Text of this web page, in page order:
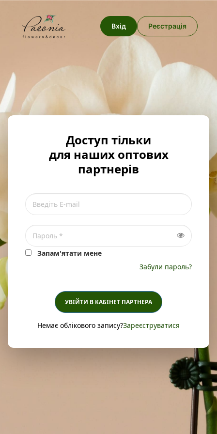
Вхід Реєстрація
Доступ тільки
для наших оптових
партнерів
Запам'ятати мене
Забули пароль?
УВІЙТИ В КАБІНЕТ ПАРТНЕРА
Немає облікового запису?Зареєструватися